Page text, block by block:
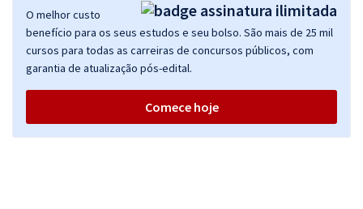
O melhor custo
benefício para os seus estudos e seu bolso. São mais de 25 mil
cursos para todas as carreiras de concursos públicos, com
garantia de atualização pós-edital.
Comece hoje